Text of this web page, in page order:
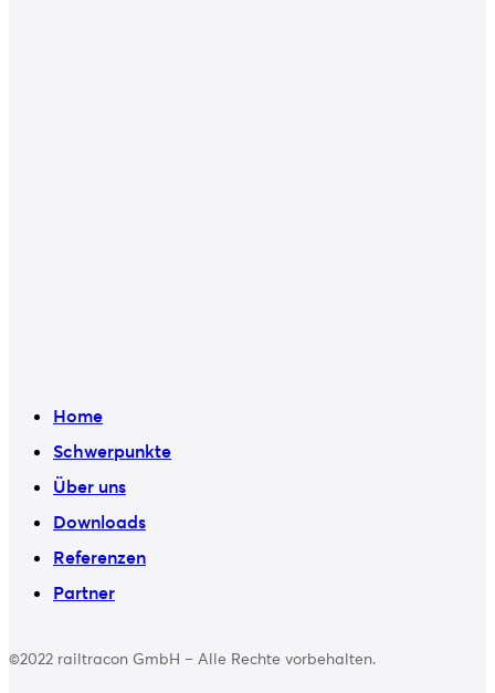
Home
Schwerpunkte
Über uns
Downloads
Referenzen
Partner
©2022 railtracon GmbH – Alle Rechte vorbehalten.